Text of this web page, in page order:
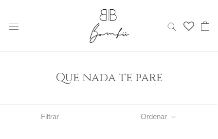
contenido
Que nada te pare
Filtrar Ordenar